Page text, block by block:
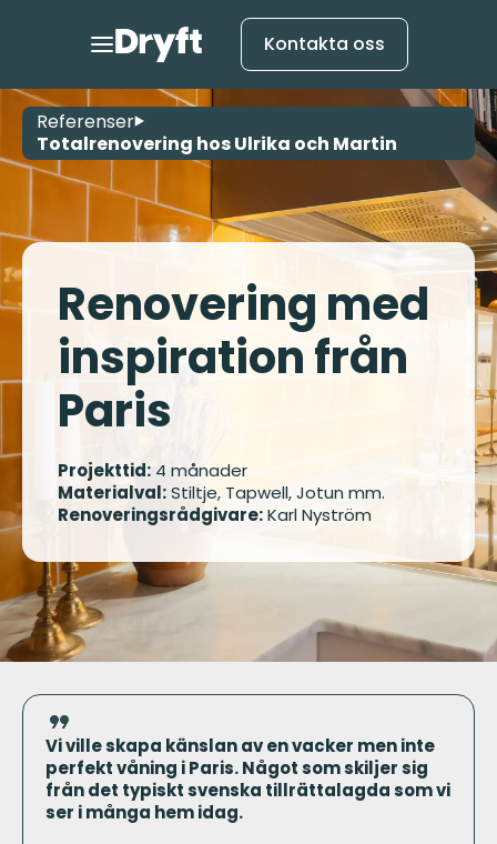
Kontakta oss
Referenser
Totalrenovering hos Ulrika och Martin
Renovering med
inspiration från
Paris
Projekttid: 4 månader
Materialval:Stiltje, Tapwell, Jotun mm.
Renoveringsrådgivare:Karl Nyström
Vi ville skapa känslan av en vacker men inte
perfekt våning i Paris. Något som skiljer sig
från det typiskt svenska tillrättalagda som vi
ser i många hem idag.